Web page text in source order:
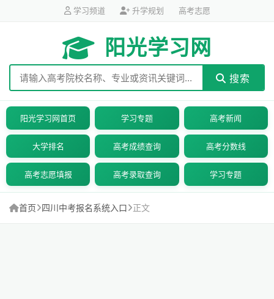
学习频道 升学规划 高考志愿
阳光学习网
搜索
阳光学习网首页 学习专题 高考新闻
大学排名 高考成绩查询 高考分数线
高考志愿填报 高考录取查询 学习专题
首页 四川中考报名系统入口 正文